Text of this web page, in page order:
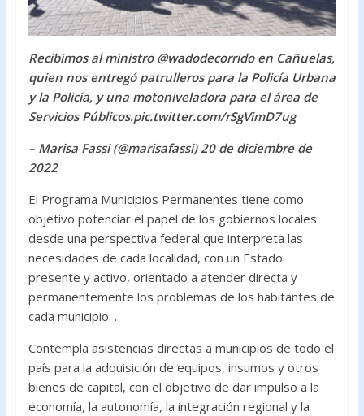
Recibimos al ministro @wadodecorrido en Cañuelas,
quien nos entregó patrulleros para la Policía Urbana
y la Policía, y una motoniveladora para el área de
Servicios Públicos.pic.twitter.com/rSgVimD7ug
– Marisa Fassi (@marisafassi) 20 de diciembre de
2022
El Programa Municipios Permanentes tiene como
objetivo potenciar el papel de los gobiernos locales
desde una perspectiva federal que interpreta las
necesidades de cada localidad, con un Estado
presente y activo, orientado a atender directa y
permanentemente los problemas de los habitantes de
cada municipio. .
Contempla asistencias directas a municipios de todo el
país para la adquisición de equipos, insumos y otros
bienes de capital, con el objetivo de dar impulso a la
economía, la autonomía, la integración regional y la